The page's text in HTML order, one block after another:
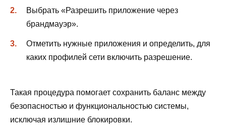
Выбрать «Разрешить приложение через
брандмауэр».
Отметить нужные приложения и определить, для
каких профилей сети включить разрешение.
Такая процедура помогает сохранить баланс между
безопасностью и функциональностью системы,
исключая излишние блокировки.